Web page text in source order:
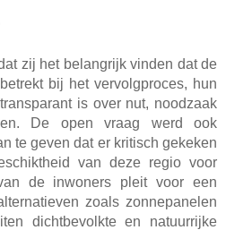
zij het belangrijk vinden dat de
bij het vervolgproces, hun
is over nut, noodzaak
De open vraag werd ook
te geven dat er kritisch gekeken
van deze regio voor
de inwoners pleit voor een
zoals zonnepanelen
dichtbevolkte en natuurrijke